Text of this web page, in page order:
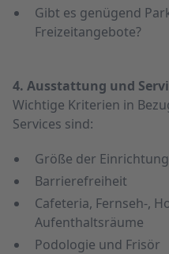
Gibt es genügend
Freizeitangebote?
4. Ausstattung und
Wichtige Kriterien in
Services sind:
Größe der Einrichtung
Barriere­freiheit
Cafeteria, Fernseh-,
Aufenthalts­räume
Podologie und Frisör